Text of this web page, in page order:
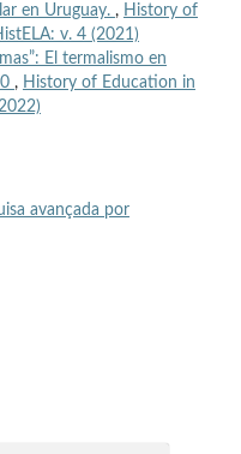
en Uruguay. , History of
v. 4 (2021)
El termalismo en
, History of Education in
avançada por